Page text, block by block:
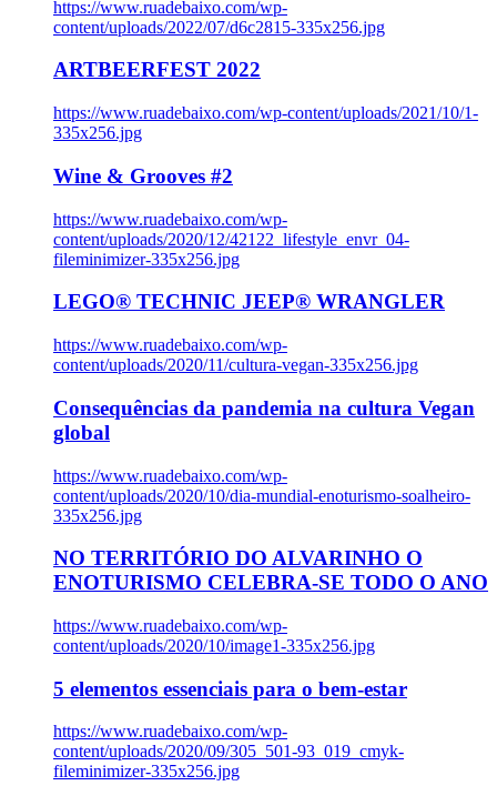
https://www.ruadebaixo.com/wp-
content/uploads/2022/07/d6c2815-335x256.jpg
ARTBEERFEST 2022
https://www.ruadebaixo.com/wp-content/uploads/2021/10/1-
335x256.jpg
Wine & Grooves #2
https://www.ruadebaixo.com/wp-
content/uploads/2020/12/42122_lifestyle_envr_04-
fileminimizer-335x256.jpg
LEGO® TECHNIC JEEP® WRANGLER
https://www.ruadebaixo.com/wp-
content/uploads/2020/11/cultura-vegan-335x256.jpg
Consequências da pandemia na cultura Vegan
global
https://www.ruadebaixo.com/wp-
content/uploads/2020/10/dia-mundial-enoturismo-soalheiro-
335x256.jpg
NO TERRITÓRIO DO ALVARINHO O
ENOTURISMO CELEBRA-SE TODO O ANO
https://www.ruadebaixo.com/wp-
content/uploads/2020/10/image1-335x256.jpg
5 elementos essenciais para o bem-estar
https://www.ruadebaixo.com/wp-
content/uploads/2020/09/305_501-93_019_cmyk-
fileminimizer-335x256.jpg